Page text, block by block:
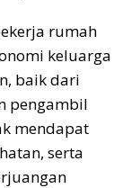
rumah
keluarga
baik dari
pengambil
mendapat
serta